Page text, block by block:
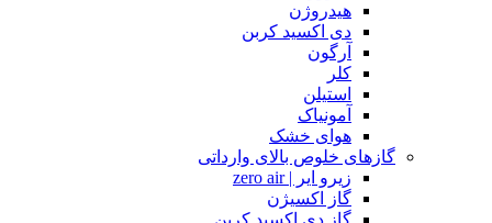
هیدروژن
دی اکسید کربن
آرگون
کلر
استیلن
آمونیاک
هوای خشک
گازهای خلوص بالای وارداتی
زیرو ایر | zero air
گاز اکسیژن
گاز دی اکسید کربن